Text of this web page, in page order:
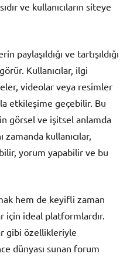
ve kullanıcıların siteye
paylaşıldığı ve tartışıldığı
Kullanıcılar, ilgi
videolar veya resimler
etkileşime geçebilir. Bu
görsel ve işitsel anlamda
kullanıcılar,
yorum yapabilir ve bu
hem de keyifli zaman
için ideal platformlardır.
gibi özellikleriyle
dünyası sunan forum